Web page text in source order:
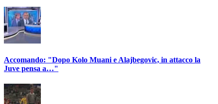
Accomando: "Dopo Kolo Muani e Alajbegovic, in attacco la
Juve pensa a…"